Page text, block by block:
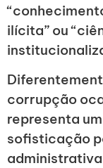
ilícita” ou
corrupção
representa
sofisticação